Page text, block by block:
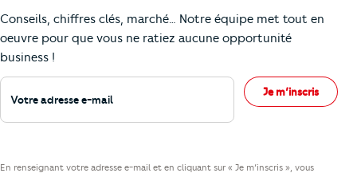
Conseils, chiffres clés, marché… Notre équipe met tout en
oeuvre pour que vous ne ratiez aucune opportunité
business !
Votre adresse e-mail
Je m’inscris
En renseignant votre adresse e-mail et en cliquant sur « Je m’inscris », vous